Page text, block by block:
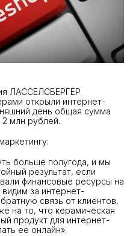
ЛАССЕЛСБЕРГЕР
открыли интернет-
день общая сумма
млн рублей.
:
больше полугода, и мы
результат, если
финансовые ресурсы на
за интернет-
связь от клиентов,
на то, что керамическая
продукт для интернет-
ее онлайн».